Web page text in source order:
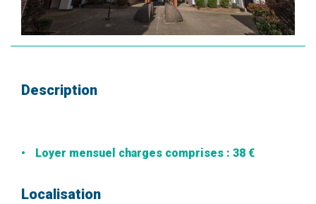
Description
Loyer mensuel charges comprises : 38 €
Localisation